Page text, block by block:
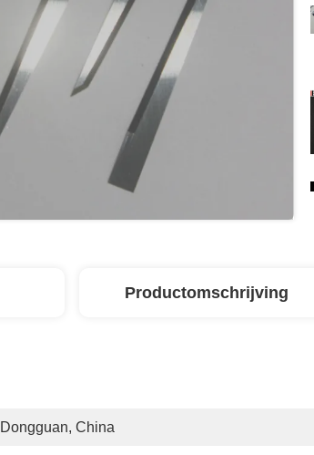
Productomschrijving
Dongguan, China